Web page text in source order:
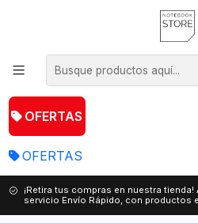
OFERTAS
OFERTAS
¡Retira tus compras en nuestra
servicio Envío Rápido, con productos